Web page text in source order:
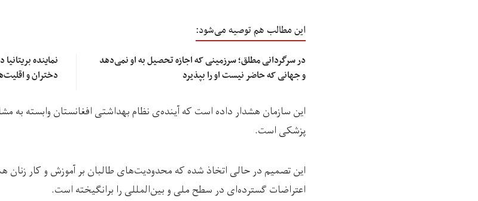
این مطالب هم توصیه می‌شود:
در سرگردانی مطلق؛ سرزمینی که اجازه تحصیل به او نمی‌دهد
و جهانی که حاضر نیست او را بپذیرد
نماینده
دختران و
این سازمان هشدار داده است که آینده‌ی نظام بهداشتی افغانستان وابسته به
پزشکی است.
این تصمیم در حالی اتخاذ شده که محدودیت‌های طالبان بر آموزش و کار
اعتراضات گسترده‌ای در سطح ملی و بین‌المللی را برانگیخته است.